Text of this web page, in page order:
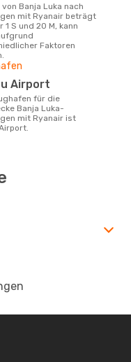
mit Ryanair beträgt
1 S und 20 M, kann
Faktoren
Airport
Banja Luka-
mit Ryanair ist